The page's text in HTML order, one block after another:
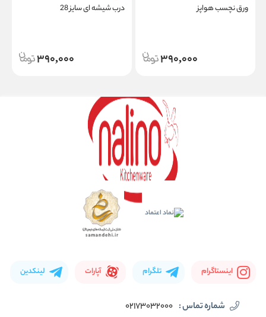
ورق نچسب هواپز
390,000
درب شیشه ای سایز 28
390,000
اینستاگرام تلگرام آپارات لینکدین
شماره تماس : 02173032000